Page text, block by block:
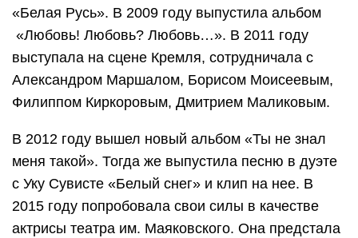
«Белая Русь». В 2009 году выпустила альбом
«Любовь! Любовь? Любовь…». В 2011 году
выступала на сцене Кремля, сотрудничала с
Александром Маршалом, Борисом Моисеевым,
Филиппом Киркоровым, Дмитрием Маликовым.
В 2012 году вышел новый альбом «Ты не знал
меня такой». Тогда же выпустила песню в дуэте
с Уку Сувисте «Белый снег» и клип на нее. В
2015 году попробовала свои силы в качестве
актрисы театра им. Маяковского. Она предстала